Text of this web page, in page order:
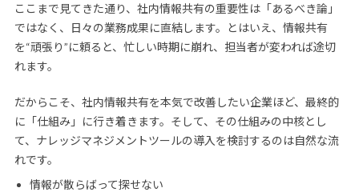
ここまで見てきた通り、社内情報共有の重要性は「あるべき論」
ではなく、日々の業務成果に直結します。とはいえ、情報共有
を“頑張り”に頼ると、忙しい時期に崩れ、担当者が変われば途切
れます。
だからこそ、社内情報共有を本気で改善したい企業ほど、最終的
に「仕組み」に行き着きます。そして、その仕組みの中核とし
て、ナレッジマネジメントツールの導入を検討するのは自然な流
れです。
情報が散らばって探せない